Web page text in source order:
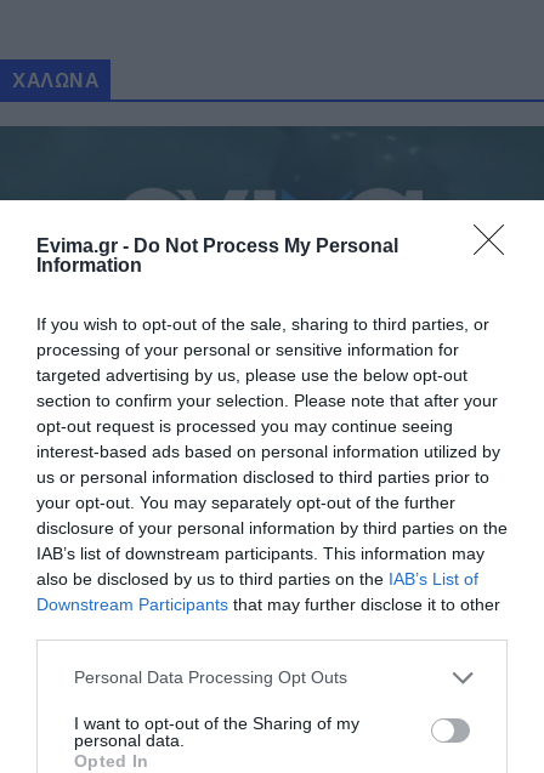
Evima.gr - Do Not Process My Personal
Information
If you wish to opt-out of the sale, sharing to third parties, or
processing of your personal or sensitive information for
targeted advertising by us, please use the below opt-out
section to confirm your selection. Please note that after your
opt-out request is processed you may continue seeing
interest-based ads based on personal information utilized by
us or personal information disclosed to third parties prior to
your opt-out. You may separately opt-out of the further
disclosure of your personal information by third parties on the
IAB’s list of downstream participants. This information may
also be disclosed by us to third parties on the IAB’s List of
Downstream Participants that may further disclose it to other
Please note that this website/app uses one or more Google
not limited to your visit or usage behaviour. You may click to
grant or deny consent to Google and its third-party tags to
Personal Data Processing Opt Outs
I want to opt-out of the Sharing of my
personal data.
Opted In
ΧΑΛΩΝΑ
Τεράστια χελώνα εμφανίστηκε σε παραλία
της Εύβοιας – Δείτε βίντεο
31.05.2026 | 15:40
ΡΟΗ ΕΙΔΗΣΕΩΝ
Εύβοια: Όλο το χωριό ενώνεται για το
«στιφάδο της Παναγίας» – Το έθιμο
που συνεχίζεται